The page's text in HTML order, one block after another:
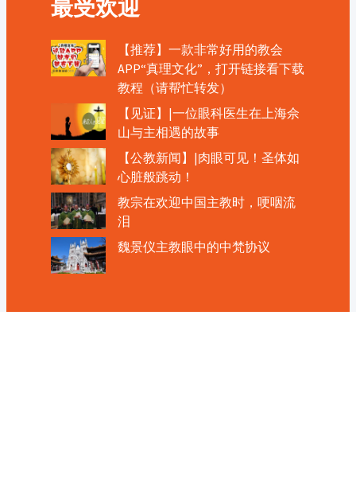
最受欢迎
【推荐】一款非常好用的教会
APP“真理文化”，打开链接看下载
教程（请帮忙转发）
【见证】|一位眼科医生在上海佘
山与主相遇的故事
【公教新闻】|肉眼可见！圣体如
心脏般跳动！
教宗在欢迎中国主教时，哽咽流
泪
魏景仪主教眼中的中梵协议